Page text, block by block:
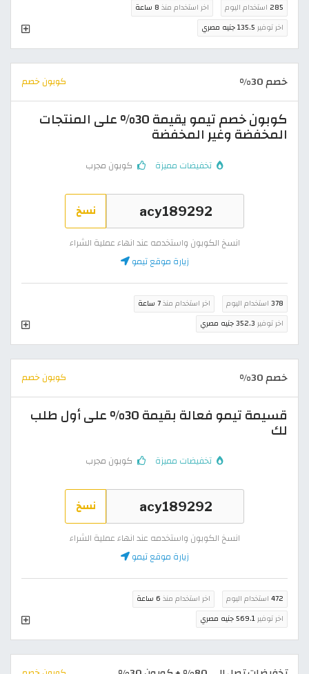
285 استخدام اليوم اخر استخدام منذ 8 ساعة
اخر توفير 135.5 جنيه مصري
خصم 30% كوبون خصم
كوبون خصم تيمو يقيمة 30% على المنتجات
المخفضة وغير المخفضة
تخفيضات مميزة كوبون مجرب
نسخ
انسخ الكوبون واستخدمه عند انهاء عملية الشراء
زيارة موقع تيمو
378 استخدام اليوم اخر استخدام منذ7 ساعة
اخر توفير 352.3 جنيه مصري
خصم 30% كوبون خصم
قسيمة تيمو فعالة بقيمة 30% على أول طلب
لك
تخفيضات مميزة كوبون مجرب
نسخ
انسخ الكوبون واستخدمه عند انهاء عملية الشراء
زيارة موقع تيمو
472 استخدام اليوم اخر استخدام منذ 6 ساعة
اخر توفير569.1 جنيه مصري